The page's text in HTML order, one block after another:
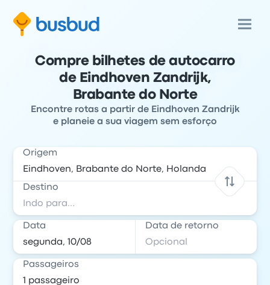
Compre bilhetes de autocarro
de Eindhoven Zandrijk,
Brabante do Norte
Encontre rotas a partir de Eindhoven Zandrijk
e planeie a sua viagem sem esforço
Origem
Destino
Data Data de retorno
Passageiros